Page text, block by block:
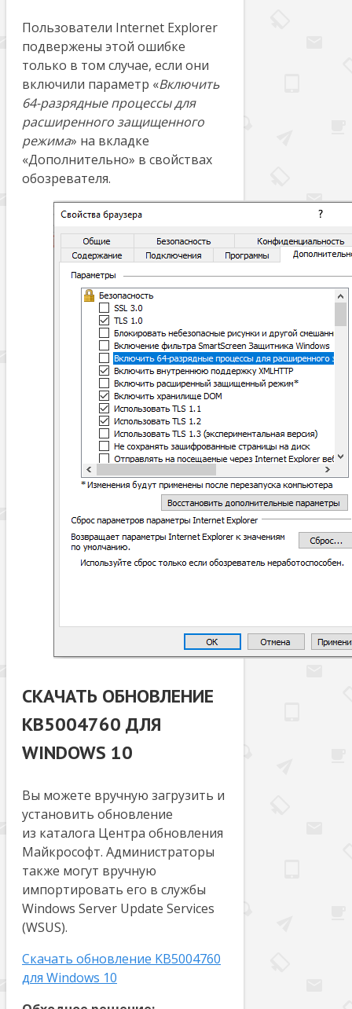
Пользователи Internet Explorer
подвержены этой ошибке
только в том случае, если они
включили параметр «Включить
64-разрядные процессы для
расширенного защищенного
режима» на вкладке
«Дополнительно» в свойствах
обозревателя.
СКАЧАТЬ ОБНОВЛЕНИЕ
KB5004760 ДЛЯ
WINDOWS 10
Вы можете вручную загрузить и
установить обновление
из каталога Центра обновления
Майкрософт. Администраторы
также могут вручную
импортировать его в службы
Windows Server Update Services
(WSUS).
Скачать обновление KB5004760
для Windows 10